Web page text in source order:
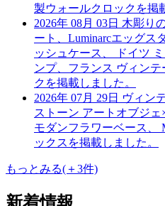
製ウォールクロックを掲
2026年 08月 03日 木彫り
ート、Luminarcエッグ
ッシュケース、 ドイツ
ンプ、フランス ヴィンテ
クを掲載しました。
2026年 07月 29日 ヴィン
ストーン アートオブジ
モダンフラワーベース、
ックスを掲載しました。
もっとみる(＋3件)